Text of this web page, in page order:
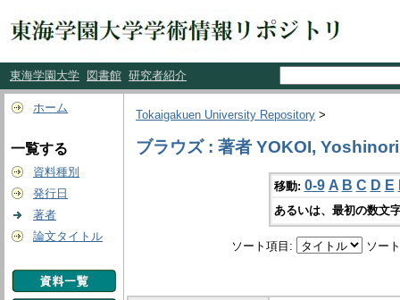
東海学園大学 図書館 研究者紹介
ホーム
一覧する
資料種別
発行日
著者
論文タイトル
Tokaigakuen University Repository >
ブラウズ : 著者 YOKOI, Yoshinori
移動: 0-9 A B C D E
あるいは、最初の数文
ソート項目: ソー